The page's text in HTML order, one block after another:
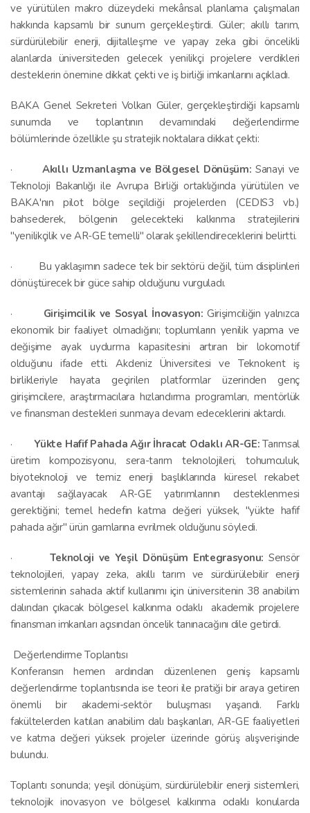
ve yürütülen makro düzeydeki mekânsal planlama çalışmaları
hakkında kapsamlı bir sunum gerçekleştirdi. Güler; akıllı tarım,
sürdürülebilir enerji, dijitalleşme ve yapay zeka gibi öncelikli
alanlarda üniversiteden gelecek yenilikçi projelere verdikleri
desteklerin önemine dikkat çekti ve iş birliği imkanlarını açıkladı.
BAKA Genel Sekreteri Volkan Güler, gerçekleştirdiği kapsamlı
sunumda ve toplantının devamındaki değerlendirme
bölümlerinde özellikle şu stratejik noktalara dikkat çekti:
·Akıllı Uzmanlaşma ve Bölgesel Dönüşüm: Sanayi ve
Teknoloji Bakanlığı ile Avrupa Birliği ortaklığında yürütülen ve
BAKA'nın pilot bölge seçildiği projelerden (CEDIS3 vb.)
bahsederek, bölgenin gelecekteki kalkınma stratejilerini
"yenilikçilik ve AR-GE temelli" olarak şekillendireceklerini belirtti.
· Bu yaklaşımın sadece tek bir sektörü değil, tüm disiplinleri
dönüştürecek bir güce sahip olduğunu vurguladı.
· Girişimcilik ve Sosyal İnovasyon: Girişimciliğin yalnızca
ekonomik bir faaliyet olmadığını; toplumların yenilik yapma ve
değişime ayak uydurma kapasitesini artıran bir lokomotif
olduğunu ifade etti. Akdeniz Üniversitesi ve Teknokent iş
birlikleriyle hayata geçirilen platformlar üzerinden genç
girişimcilere, araştırmacılara hızlandırma programları, mentörlük
ve finansman destekleri sunmaya devam edeceklerini aktardı.
·Yükte Hafif Pahada Ağır İhracat Odaklı AR-GE: Tarımsal
üretim kompozisyonu, sera-tarım teknolojileri, tohumculuk,
biyoteknoloji ve temiz enerji başlıklarında küresel rekabet
avantajı sağlayacak AR-GE yatırımlarının desteklenmesi
gerektiğini; temel hedefin katma değeri yüksek, "yükte hafif
pahada ağır" ürün gamlarına evrilmek olduğunu söyledi.
·Teknoloji ve Yeşil Dönüşüm Entegrasyonu: Sensör
teknolojileri, yapay zeka, akıllı tarım ve sürdürülebilir enerji
sistemlerinin sahada aktif kullanımı için üniversitenin 38 anabilim
dalından çıkacak bölgesel kalkınma odaklı akademik projelere
finansman imkanları açısından öncelik tanınacağını dile getirdi.
Değerlendirme Toplantısı
Konferansın hemen ardından düzenlenen geniş kapsamlı
değerlendirme toplantısında ise teori ile pratiği bir araya getiren
önemli bir akademi-sektör buluşması yaşandı. Farklı
fakültelerden katılan anabilim dalı başkanları, AR-GE faaliyetleri
ve katma değeri yüksek projeler üzerinde görüş alışverişinde
bulundu.
Toplantı sonunda; yeşil dönüşüm, sürdürülebilir enerji sistemleri,
teknolojik inovasyon ve bölgesel kalkınma odaklı konularda